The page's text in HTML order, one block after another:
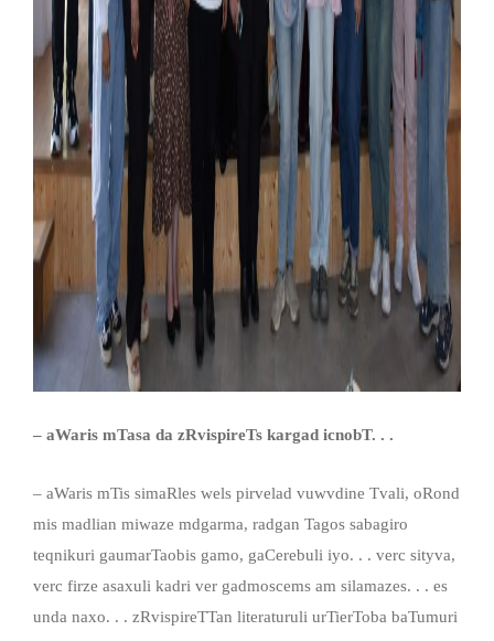
– aWaris mTasa da zRvispireTs kargad icnobT. . .
– aWaris mTis simaRles wels pirvelad vuwvdine Tvali, oRond
mis madlian miwaze mdgarma, radgan Tagos sabagiro
teqnikuri gaumarTaobis gamo, gaCerebuli iyo. . . verc sityva,
verc firze asaxuli kadri ver gadmoscems am silamazes. . . es
unda naxo. . . zRvispireTTan literaturuli urTierToba baTumuri